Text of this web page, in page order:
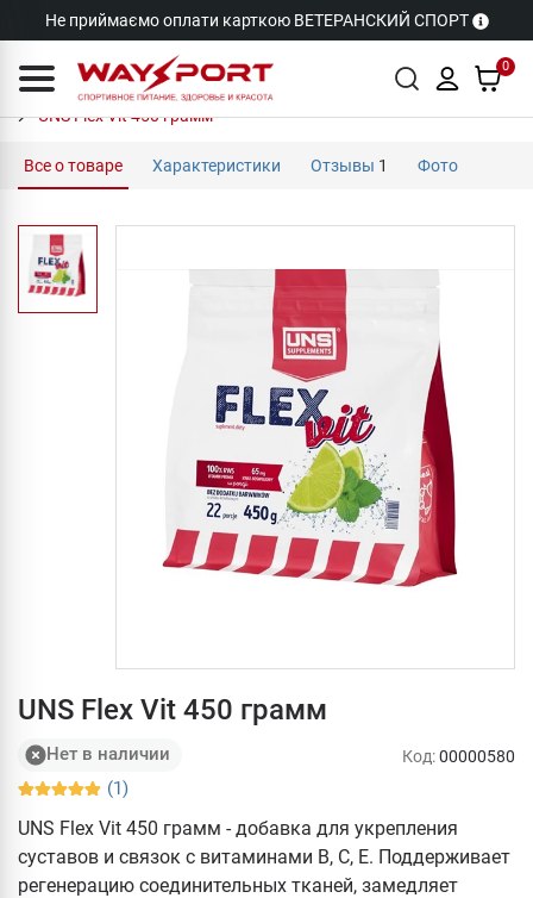
Не приймаємо оплати карткою ВЕТЕРАНСКИЙ СПОРТ
0
UNS Flex Vit 450 грамм
Все о товаре Характеристики Отзывы 1 Фото
UNS Flex Vit 450 грамм
Нет в наличии
(1)
Код:00000580
UNS Flex Vit 450 грамм - добавка для укрепления
суставов и связок с витаминами В, С, Е. Поддерживает
регенерацию соединительных тканей, замедляет